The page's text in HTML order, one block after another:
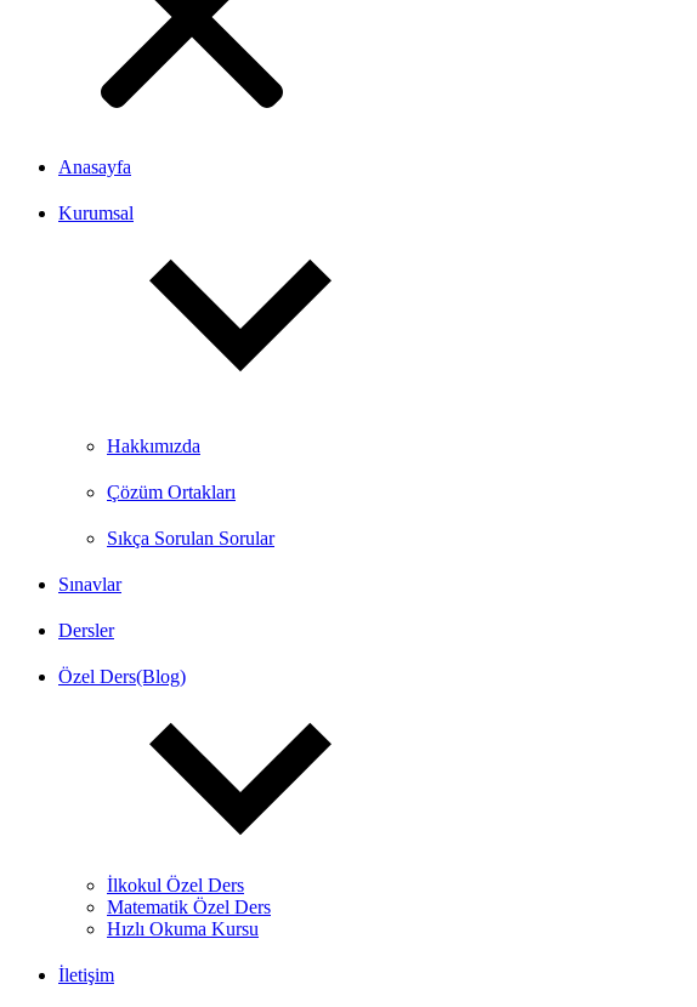
Anasayfa
Kurumsal
Hakkımızda
Çözüm Ortakları
Sıkça Sorulan Sorular
Sınavlar
Dersler
Özel Ders(Blog)
İlkokul Özel Ders
Matematik Özel Ders
Hızlı Okuma Kursu
İletişim